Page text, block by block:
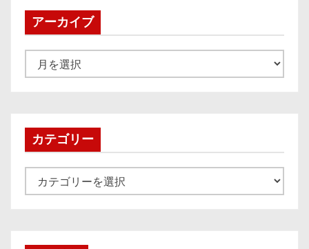
アーカイブ
ー
ブカテゴリー
テ